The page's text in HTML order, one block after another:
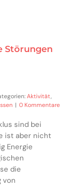
Störungen
Aktivität,
| 0 Kommentare
sind bei
ist aber nicht
Energie
die
von